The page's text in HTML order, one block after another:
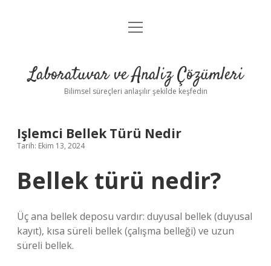
Anasayfa
Yasal Uyarı
menüyü
Laboratuvar ve Analiz Çözümleri
Bilimsel süreçleri anlaşılır şekilde keşfedin
Işlemci Bellek Türü Nedir
Tarih: Ekim 13, 2024
Bellek türü nedir?
Üç ana bellek deposu vardır: duyusal bellek (duyusal
kayıt), kısa süreli bellek (çalışma belleği) ve uzun
süreli bellek.